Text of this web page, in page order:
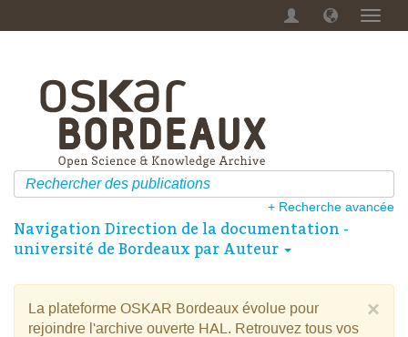
Menu
+ Recherche avancée
Navigation Direction de la documentation -
université de Bordeaux par Auteur
×
La plateforme OSKAR Bordeaux évolue pour
rejoindre l'archive ouverte HAL. Retrouvez tous vos